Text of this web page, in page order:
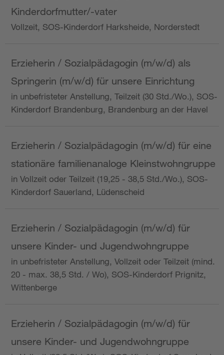
Kinderdorfmutter/-vater
Vollzeit, SOS-Kinderdorf Harksheide, Norderstedt
Erzieherin / Sozialpädagogin (m/w/d) als
Springerin (m/w/d) für unsere Einrichtung
in unbefristeter Anstellung, Teilzeit (30 Std./Wo.), SOS-
Kinderdorf Brandenburg, Brandenburg an der Havel
Erzieherin / Sozialpädagogin (m/w/d) für eine
stationäre familienanaloge Kleinstwohngruppe
in Vollzeit oder Teilzeit (19,25 - 38,5 Std./Wo.), SOS-
Kinderdorf Sauerland, Lüdenscheid
Erzieherin / Sozialpädagogin (m/w/d) für
unsere Kinder- und Jugendwohngruppe
in unbefristeter Anstellung, Vollzeit oder Teilzeit (mind.
20 - max. 38,5 Std. / Wo), SOS-Kinderdorf Prignitz,
Wittenberge
Erzieherin / Sozialpädagogin (m/w/d) für
unsere Kinder- und Jugendwohngruppe